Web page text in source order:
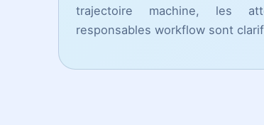
trajectoire machine, les
responsables workflow sont